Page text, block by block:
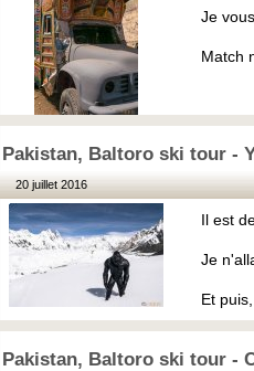
Je
Match
Pakistan, Baltoro ski tour -
20 juillet 2016
Il est
Je
Et
Pakistan, Baltoro ski tour -